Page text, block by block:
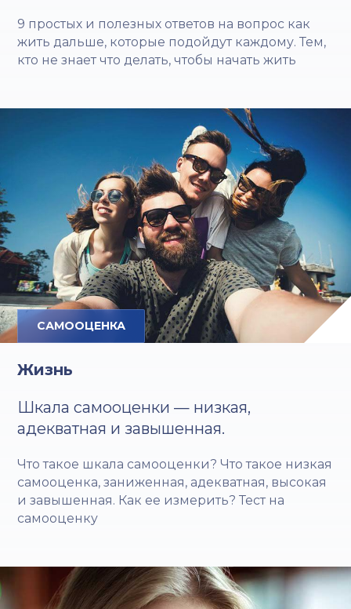
9 простых и полезных ответов на вопрос как
жить дальше, которые подойдут каждому. Тем,
кто не знает что делать, чтобы начать жить
САМООЦЕНКА
Жизнь
Шкала самооценки — низкая,
адекватная и завышенная.
Что такое шкала самооценки? Что такое низкая
самооценка, заниженная, адекватная, высокая
и завышенная. Как ее измерить? Тест на
самооценку